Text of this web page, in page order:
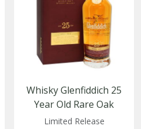
Whisky Glenfiddich 25
Year Old Rare Oak
(5010327045207)
Limited Release